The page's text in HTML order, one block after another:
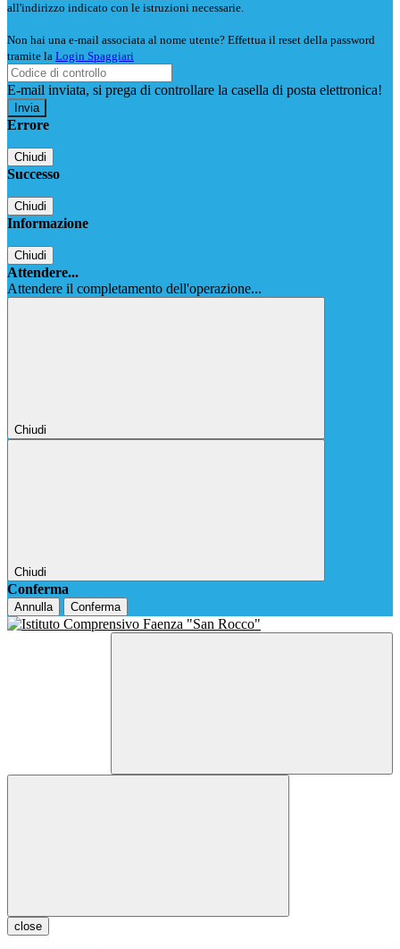
all'indirizzo indicato con le istruzioni necessarie.
Non hai una e-mail associata al nome utente? Effettua il reset della password
tramite la Login Spaggiari
E-mail inviata, si prega di controllare la casella di posta elettronica!
Errore
Chiudi
Successo
Chiudi
Informazione
Chiudi
Attendere...
Attendere il completamento dell'operazione...
Chiudi
Chiudi
Conferma
Annulla Conferma
close